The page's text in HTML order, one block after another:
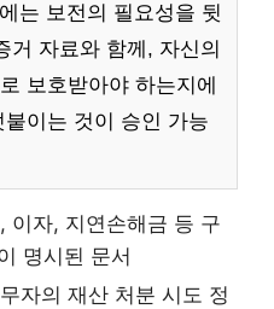
는 보전의 필요성을 뒷
거 자료와 함께, 자신의
보호받아야 하는지에
이는 것이 승인 가능
이자, 지연손해금 등 구
명시된 문서
자의 재산 처분 시도 정